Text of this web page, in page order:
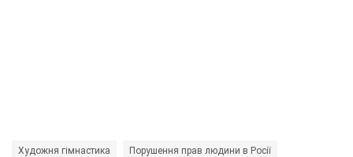
Художня гімнастика Порушення прав людини в Росії